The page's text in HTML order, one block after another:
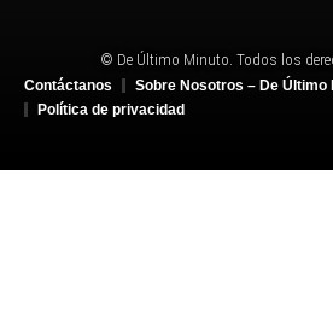
© De Último Minuto. Todos los
Contáctanos
Sobre Nosotros – De Último
Política de privacidad